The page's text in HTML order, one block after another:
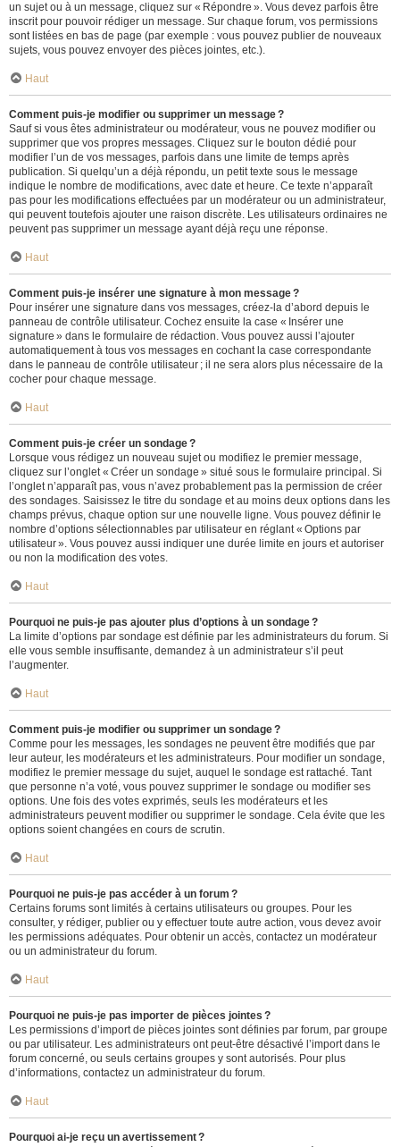
un sujet ou à un message, cliquez sur « Répondre ». Vous devez parfois être
inscrit pour pouvoir rédiger un message. Sur chaque forum, vos permissions
sont listées en bas de page (par exemple : vous pouvez publier de nouveaux
sujets, vous pouvez envoyer des pièces jointes, etc.).
Haut
Comment puis-je modifier ou supprimer un message ?
Sauf si vous êtes administrateur ou modérateur, vous ne pouvez modifier ou
supprimer que vos propres messages. Cliquez sur le bouton dédié pour
modifier l’un de vos messages, parfois dans une limite de temps après
publication. Si quelqu’un a déjà répondu, un petit texte sous le message
indique le nombre de modifications, avec date et heure. Ce texte n’apparaît
pas pour les modifications effectuées par un modérateur ou un administrateur,
qui peuvent toutefois ajouter une raison discrète. Les utilisateurs ordinaires ne
peuvent pas supprimer un message ayant déjà reçu une réponse.
Haut
Comment puis-je insérer une signature à mon message ?
Pour insérer une signature dans vos messages, créez-la d’abord depuis le
panneau de contrôle utilisateur. Cochez ensuite la case « Insérer une
signature » dans le formulaire de rédaction. Vous pouvez aussi l’ajouter
automatiquement à tous vos messages en cochant la case correspondante
dans le panneau de contrôle utilisateur ; il ne sera alors plus nécessaire de la
cocher pour chaque message.
Haut
Comment puis-je créer un sondage ?
Lorsque vous rédigez un nouveau sujet ou modifiez le premier message,
cliquez sur l’onglet « Créer un sondage » situé sous le formulaire principal. Si
l’onglet n’apparaît pas, vous n’avez probablement pas la permission de créer
des sondages. Saisissez le titre du sondage et au moins deux options dans les
champs prévus, chaque option sur une nouvelle ligne. Vous pouvez définir le
nombre d’options sélectionnables par utilisateur en réglant « Options par
utilisateur ». Vous pouvez aussi indiquer une durée limite en jours et autoriser
ou non la modification des votes.
Haut
Pourquoi ne puis-je pas ajouter plus d’options à un sondage ?
La limite d’options par sondage est définie par les administrateurs du forum. Si
elle vous semble insuffisante, demandez à un administrateur s’il peut
l’augmenter.
Haut
Comment puis-je modifier ou supprimer un sondage ?
Comme pour les messages, les sondages ne peuvent être modifiés que par
leur auteur, les modérateurs et les administrateurs. Pour modifier un sondage,
modifiez le premier message du sujet, auquel le sondage est rattaché. Tant
que personne n’a voté, vous pouvez supprimer le sondage ou modifier ses
options. Une fois des votes exprimés, seuls les modérateurs et les
administrateurs peuvent modifier ou supprimer le sondage. Cela évite que les
options soient changées en cours de scrutin.
Haut
Pourquoi ne puis-je pas accéder à un forum ?
Certains forums sont limités à certains utilisateurs ou groupes. Pour les
consulter, y rédiger, publier ou y effectuer toute autre action, vous devez avoir
les permissions adéquates. Pour obtenir un accès, contactez un modérateur
ou un administrateur du forum.
Haut
Pourquoi ne puis-je pas importer de pièces jointes ?
Les permissions d’import de pièces jointes sont définies par forum, par groupe
ou par utilisateur. Les administrateurs ont peut-être désactivé l’import dans le
forum concerné, ou seuls certains groupes y sont autorisés. Pour plus
d’informations, contactez un administrateur du forum.
Haut
Pourquoi ai-je reçu un avertissement ?